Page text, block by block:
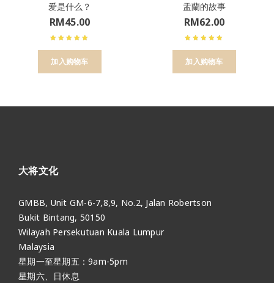
爱是什么？
RM45.00
加入购物车
盂蘭的故事
RM62.00
加入购物车
大将文化
GMBB, Unit GM-6-7,8,9, No.2, Jalan Robertson
Bukit Bintang, 50150
Wilayah Persekutuan Kuala Lumpur
Malaysia
星期一至星期五：9am-5pm
星期六、日休息